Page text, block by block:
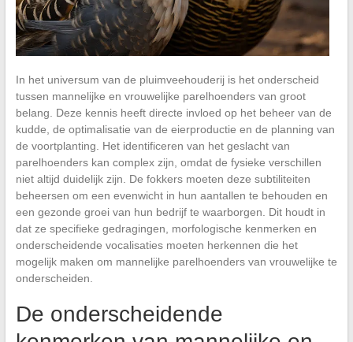
In het universum van de pluimveehouderij is het onderscheid
tussen mannelijke en vrouwelijke parelhoenders van groot
belang. Deze kennis heeft directe invloed op het beheer van de
kudde, de optimalisatie van de eierproductie en de planning van
de voortplanting. Het identificeren van het geslacht van
parelhoenders kan complex zijn, omdat de fysieke verschillen
niet altijd duidelijk zijn. De fokkers moeten deze subtiliteiten
beheersen om een evenwicht in hun aantallen te behouden en
een gezonde groei van hun bedrijf te waarborgen. Dit houdt in
dat ze specifieke gedragingen, morfologische kenmerken en
onderscheidende vocalisaties moeten herkennen die het
mogelijk maken om mannelijke parelhoenders van vrouwelijke te
onderscheiden.
De onderscheidende